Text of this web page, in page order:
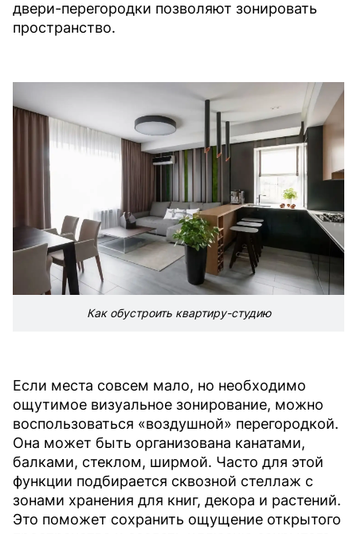
двери-перегородки позволяют зонировать
пространство.
Как обустроить квартиру-студию
Если места совсем мало, но необходимо
ощутимое визуальное зонирование, можно
воспользоваться «воздушной» перегородкой.
Она может быть организована канатами,
балками, стеклом, ширмой. Часто для этой
функции подбирается сквозной стеллаж с
зонами хранения для книг, декора и растений.
Это поможет сохранить ощущение открытого